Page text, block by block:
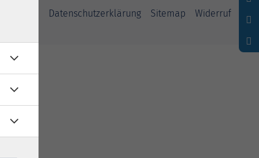
Datenschutzerklärung Sitemap Widerruf